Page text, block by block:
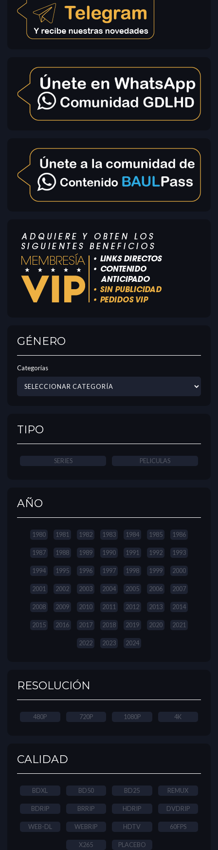
GÉNERO
Categorías
TIPO
SERIES PELICULAS
AÑO
1980 1981 1982 1983 1984 1985 1986
1987 1988 1989 1990 1991 1992 1993
1994 1995 1996 1997 1998 1999 2000
2001 2002 2003 2004 2005 2006 2007
2008 2009 2010 2011 2012 2013 2014
2015 2016 2017 2018 2019 2020 2021
2022 2023 2024
RESOLUCIÓN
480P 720P 1080P 4K
CALIDAD
BDXL BD50 BD25 REMUX
BDRIP BRRIP HDRIP DVDRIP
WEB-DL WEBRIP HDTV 60FPS
X265 PLACEBO